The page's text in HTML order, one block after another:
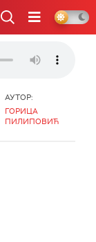
АУТОР:
ГОРИЦА
ПИЛИПОВИЋ